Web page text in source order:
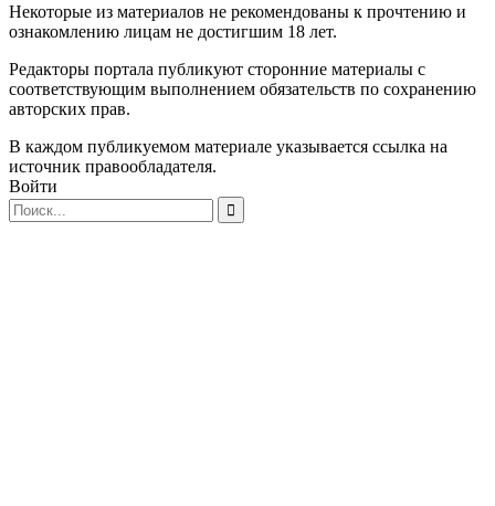
Некоторые из материалов не рекомендованы к прочтению и
ознакомлению лицам не достигшим 18 лет.
Редакторы портала публикуют сторонние материалы с
соответствующим выполнением обязательств по сохранению
авторских прав.
В каждом публикуемом материале указывается ссылка на
источник правообладателя.
Войти